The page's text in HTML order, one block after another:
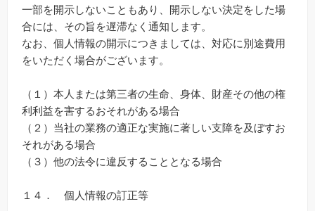
一部を開示しないこともあり、開示しない決定をした場
合には、その旨を遅滞なく通知します。
なお、個人情報の開示につきましては、対応に別途費用
をいただく場合がございます。
（１）本人または第三者の生命、身体、財産その他の権
利利益を害するおそれがある場合
（２）当社の業務の適正な実施に著しい支障を及ぼすお
それがある場合
（３）他の法令に違反することとなる場合
１４． 個人情報の訂正等